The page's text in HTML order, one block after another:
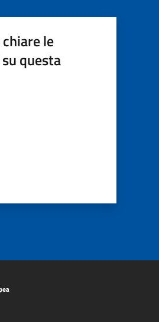
le
questa